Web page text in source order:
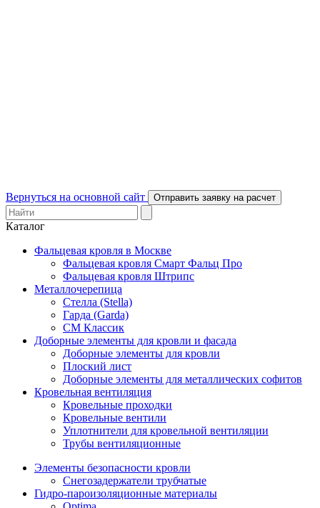
Вернуться на основной сайт Отправить заявку на расчет
Каталог
Фальцевая кровля в Москве
Фальцевая кровля Смарт Фальц Про
Фальцевая кровля Штрипс
Металлочерепица
Стелла (Stella)
Гарда (Garda)
СМ Классик
Доборные элементы для кровли и фасада
Доборные элементы для кровли
Плоский лист
Доборные элементы для металлических софитов
Кровельная вентиляция
Кровельные проходки
Кровельные вентили
Уплотнители для кровельной вентиляции
Трубы вентиляционные
Элементы безопасности кровли
Снегозадержатели трубчатые
Гидро-пароизоляционные материалы